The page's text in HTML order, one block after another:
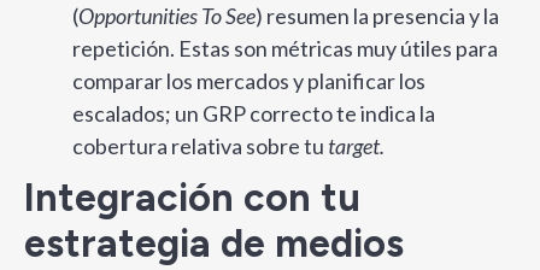
(Opportunities To See) resumen la presencia y la
repetición. Estas son métricas muy útiles para
comparar los mercados y planificar los
escalados; un GRP correcto te indica la
cobertura relativa sobre tu target.
Integración con tu
estrategia de medios